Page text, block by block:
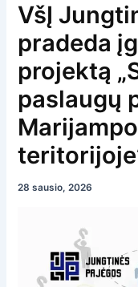
VšĮ
pradeda
projektą
paslaugų
28 sausio, 2026